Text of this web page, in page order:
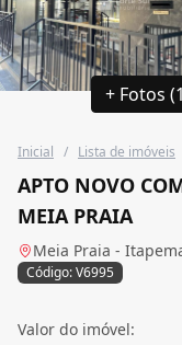
+ Fotos
Inicial / Lista de imóveis
APTO NOVO
MEIA PRAIA
Meia Praia -
Código: V6995
Valor do imóvel: